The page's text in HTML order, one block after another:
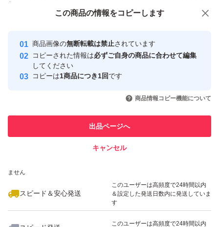
付与しています
安心取引出品者
心・安全なユーザーです
取引実績
引を完了させた実績があります
での取引実績があります
ません
スピード＆安心発送
このユーザーは高頻度で24時間以内
＆設定した発送日数内に発送していま
す
このユーザーは高頻度で24時間以内
この商品の情報をコピーします
商品画像の無断転載は禁止されています
コピーされた情報は必ずご自身の商品に合わせて編集
してください
コピーは1商品につき1回です
商品情報コピー機能について
出品ページへ
キャンセル
この商品をみている人にオススメ